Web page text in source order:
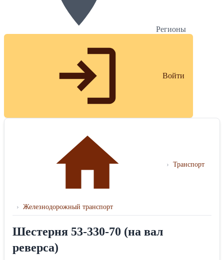
Регионы
Войти
› Транспорт
› Железнодорожный транспорт
Шестерня 53-330-70 (на вал
реверса)